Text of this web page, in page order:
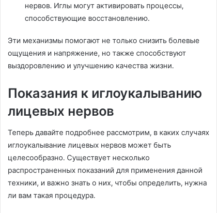
нервов. Иглы могут активировать процессы,
способствующие восстановлению.
Эти механизмы помогают не только снизить болевые
ощущения и напряжение, но также способствуют
выздоровлению и улучшению качества жизни.
Показания к иглоукалыванию
лицевых нервов
Теперь давайте подробнее рассмотрим, в каких случаях
иглоукалывание лицевых нервов может быть
целесообразно. Существует несколько
распространенных показаний для применения данной
техники, и важно знать о них, чтобы определить, нужна
ли вам такая процедура.